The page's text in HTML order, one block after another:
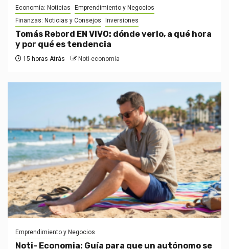
Economía: Noticias
Emprendimiento y Negocios
Finanzas: Noticias y Consejos
Inversiones
Tomás Rebord EN VIVO: dónde verlo, a qué hora
y por qué es tendencia
15 horas Atrás Noti-economía
Emprendimiento y Negocios
Noti- Economia: Guía para que un autónomo se